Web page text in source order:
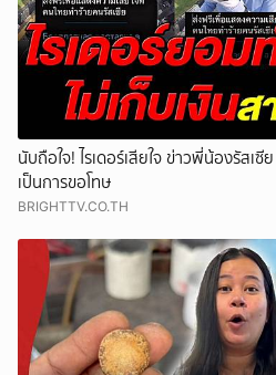
นับถือใจ! ไรเดอร์เสียใจ ข่าวพี่น้องรัสเซี
เป็นการขอโทษ
BRIGHTTV.CO.TH